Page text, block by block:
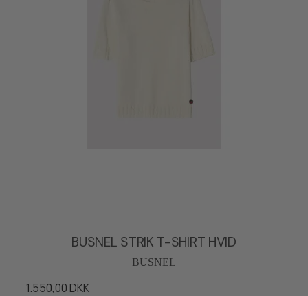
BUSNEL STRIK T-SHIRT HVID
BUSNEL
1.550,00 DKK